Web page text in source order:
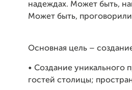
надеждах. Может быть,
Может быть,
Основная цель –
• Создание уникального
гостей столицы;